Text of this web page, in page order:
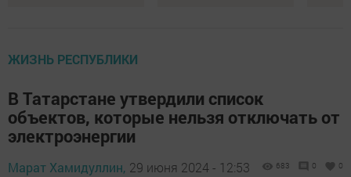
ЖИЗНЬ РЕСПУБЛИКИ
В Татарстане утвердили список
объектов, которые нельзя отключать от
электроэнергии
Марат Хамидуллин, 29 июня 2024 - 12:53 683 0 0